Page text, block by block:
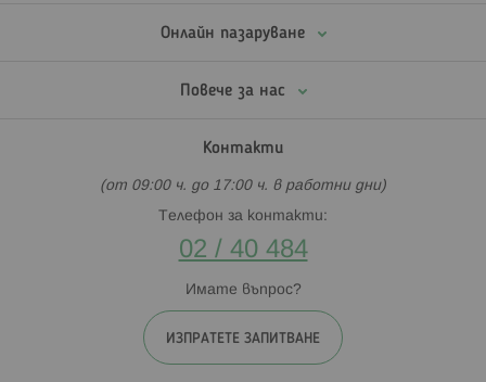
Онлайн пазаруване
Повече за нас
Контакти
(от 09:00 ч. до 17:00 ч. в работни дни)
Телефон за контакти:
02 / 40 484
Имате въпрос?
ИЗПРАТЕТЕ ЗАПИТВАНЕ